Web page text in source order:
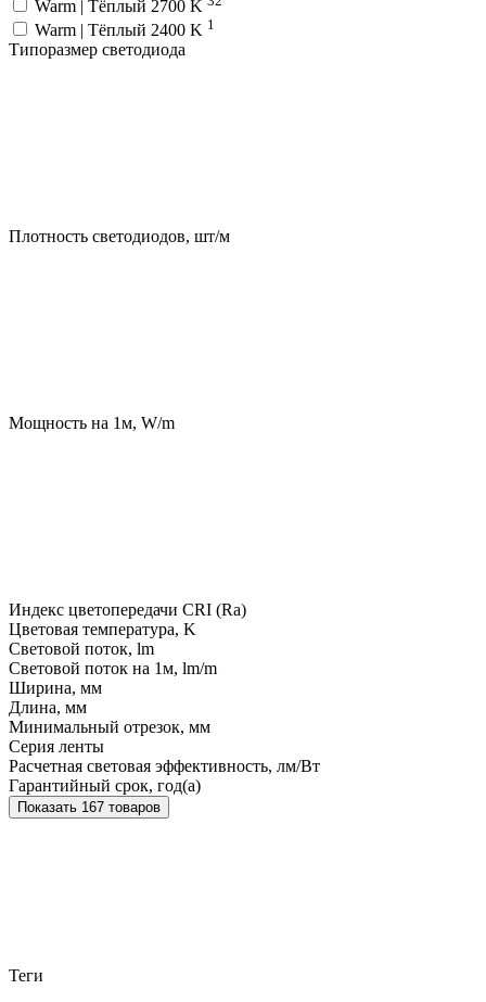
Warm | Тёплый 2700 K
Warm | Тёплый 2400 K 1
Типоразмер светодиода
Плотность светодиодов, шт/м
Мощность на 1м, W/m
Индекс цветопередачи CRI (Ra)
Цветовая температура, K
Световой поток, lm
Световой поток на 1м, lm/m
Ширина, мм
Длина, мм
Минимальный отрезок, мм
Серия ленты
Расчетная световая эффективность, лм/Вт
Гарантийный срок, год(а)
Показать 167 товаров
Теги